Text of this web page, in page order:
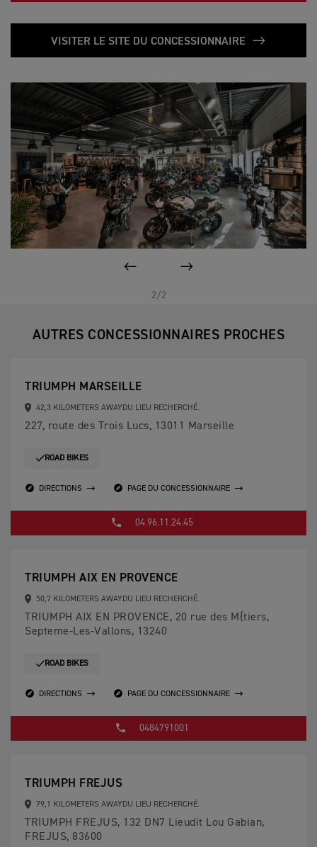
VISITER LE SITE DU CONCESSIONNAIRE
2/2
AUTRES CONCESSIONNAIRES PROCHES
TRIUMPH MARSEILLE
42,3 KILOMETERS AWAYDU LIEU RECHERCHÉ.
227, route des Trois Lucs, 13011 Marseille
ROAD BIKES
DIRECTIONS PAGE DU CONCESSIONNAIRE
04.96.11.24.45
TRIUMPH AIX EN PROVENCE
50,7 KILOMETERS AWAYDU LIEU RECHERCHÉ.
TRIUMPH AIX EN PROVENCE, 20 rue des M{tiers,
Septeme-Les-Vallons, 13240
ROAD BIKES
DIRECTIONS PAGE DU CONCESSIONNAIRE
0484791001
TRIUMPH FREJUS
79,1 KILOMETERS AWAYDU LIEU RECHERCHÉ.
TRIUMPH FREJUS, 132 DN7 Lieudit Lou Gabian,
FREJUS, 83600